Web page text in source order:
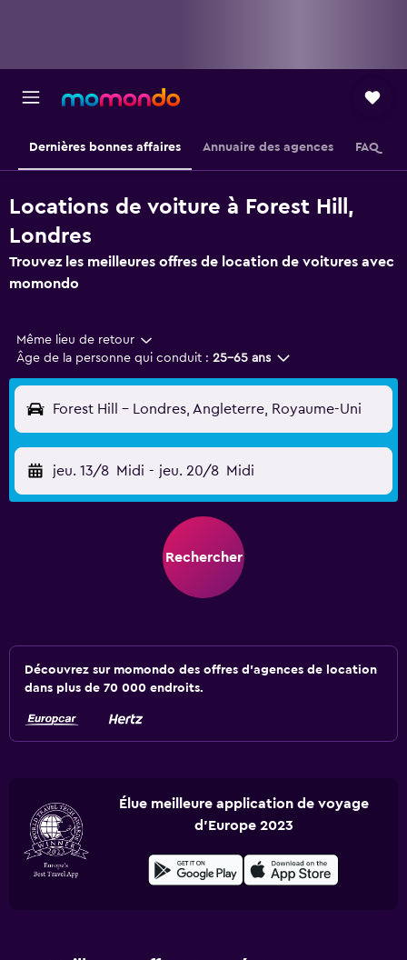
Dernières bonnes affaires Annuaire des agences FAQ
Locations de voiture à Forest Hill,
Londres
Trouvez les meilleures offres de location de voitures avec
momondo
Même lieu de retour
Âge de la personne qui conduit : 25-65 ans
Forest Hill - Londres, Angleterre, Royaume-Uni
jeu. 13/8 Midi - jeu. 20/8 Midi
Rechercher
Découvrez sur momondo des offres d'agences de location
dans plus de 70 000 endroits.
Élue meilleure application de voyage
d'Europe 2023